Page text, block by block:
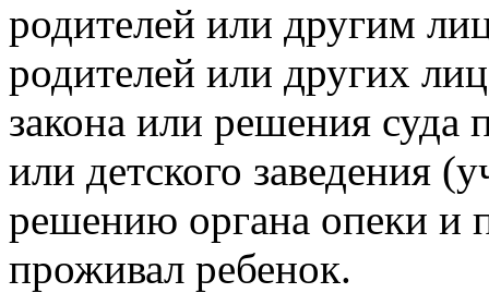
родителей или другим
родителей или других
закона или решения суда
или детского заведения
решению органа опеки и
проживал ребенок.